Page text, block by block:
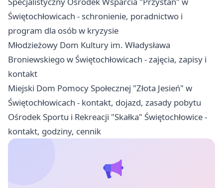
Świętochłowicach - schronienie, poradnictwo i
program dla osób w kryzysie
Młodzieżowy Dom Kultury im. Władysława
Broniewskiego w Świętochłowicach - zajęcia, zapisy i
kontakt
Miejski Dom Pomocy Społecznej "Złota Jesień" w
Świętochłowicach - kontakt, dojazd, zasady pobytu
Ośrodek Sportu i Rekreacji "Skałka" Świętochłowice -
kontakt, godziny, cennik